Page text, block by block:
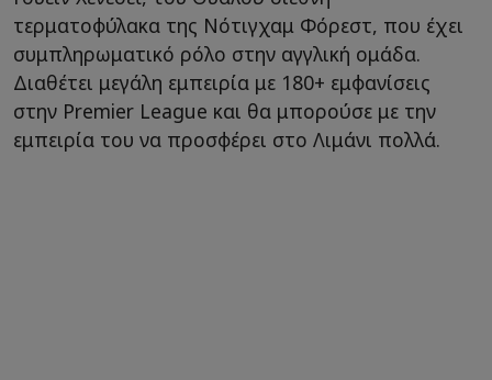
τερματοφύλακα της Νότιγχαμ Φόρεστ, που έχει
συμπληρωματικό ρόλο στην αγγλική ομάδα.
Διαθέτει μεγάλη εμπειρία με 180+ εμφανίσεις
στην Premier League και θα μπορούσε με την
εμπειρία του να προσφέρει στο Λιμάνι πολλά.